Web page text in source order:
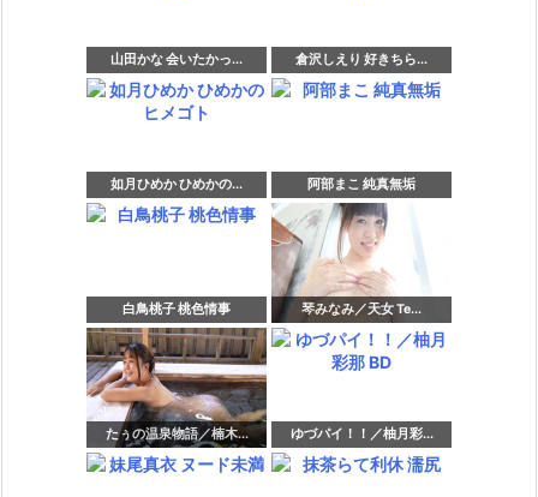
山田かな 会いたかっ... 倉沢しえり 好きちら...
如月ひめか ひめかの... 阿部まこ 純真無垢
白鳥桃子 桃色情事 琴みなみ／天女 Te...
たぅの温泉物語／楠木... ゆづパイ！！／柚月彩...